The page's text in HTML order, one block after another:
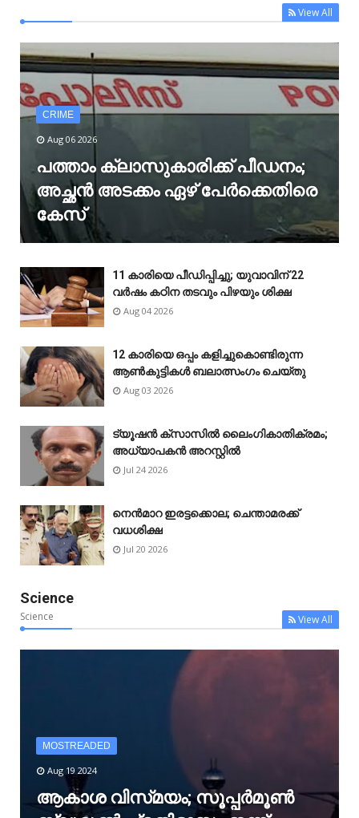
View All
CRIME
Aug 06 2026
പത്താം ക്ലാസുകാരിക്ക് പീഡനം;
അച്ഛൻ അടക്കം ഏഴ് പേർക്കെതിരെ
കേസ്
11 കാരിയെ പീഡിപ്പിച്ചു; യുവാവിന് 22
വർഷം കഠിന തടവും പിഴയും ശിക്ഷ
Aug 04 2026
12 കാരിയെ ഒപ്പം കളിച്ചുകൊണ്ടിരുന്ന
ആൺകുട്ടികൾ ബലാത്സംഗം ചെയ്‌തു
Aug 03 2026
ട്യൂഷൻ ക്സാസിൽ ലൈംഗികാതിക്രമം;
അധ്യാപകൻ അറസ്റ്റിൽ
Jul 24 2026
നെൻമാറ ഇരട്ടക്കൊല; ചെന്താമരക്ക്
വധശിക്ഷ
Jul 20 2026
Science
Science View All
MOSTREADED
Aug 19 2024
ആകാശ വിസ്‌മയം; സൂപ്പർമൂൺ